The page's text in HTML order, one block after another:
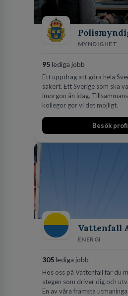
MYNDIGHET
95lediga jobb
Ett uppdrag att göra hela
säkert. Ett Sverige som ska
imorgon än idag.
kollegor gör vi det möjligt.
Besök
Vattenfall
ENERGI
305lediga jobb
Hos oss på Vattenfall får du
stegen som driver dig och
En av våra främsta